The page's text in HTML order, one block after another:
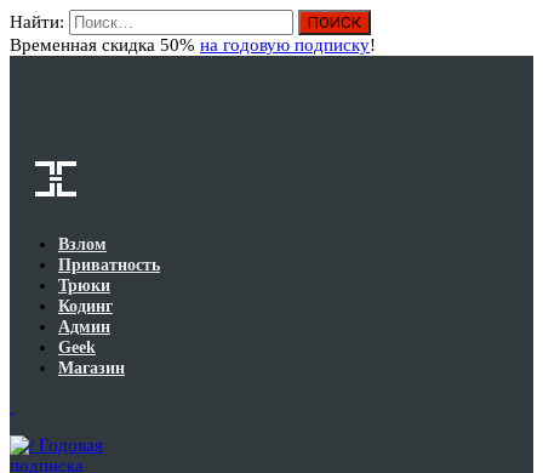
Найти:
Временная скидка 50% на годовую подписку!
Взлом
Приватность
Трюки
Кодинг
Админ
Geek
Магазин
Годовая
подписка